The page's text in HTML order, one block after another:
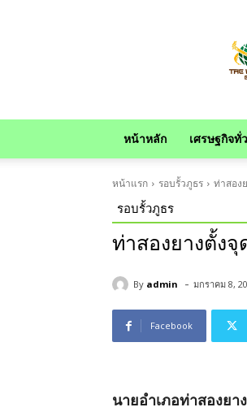
หน้าหลัก เศรษฐกิจทั่
หน้าแรก รอบรั้วภูธร ท่าสอง
รอบรั้วภูธร
ท่าสองยางตั้ง
By admin - มกราคม 8,
Facebook
นายอำเภอท่าสองย